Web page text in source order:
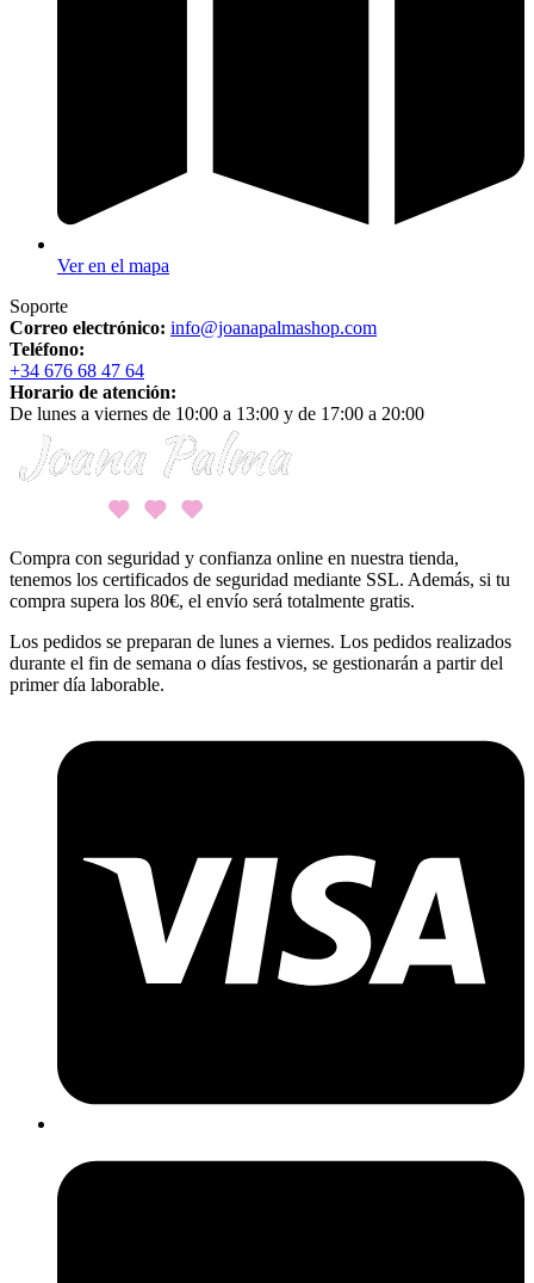
Ver en el mapa
Soporte
Correo electrónico: info@joanapalmashop.com
Teléfono:
+34 676 68 47 64
Horario de atención:
De lunes a viernes de 10:00 a 13:00 y de 17:00 a 20:00
Compra con seguridad y confianza online en nuestra tienda,
tenemos los certificados de seguridad mediante SSL. Además, si tu
compra supera los 80€, el envío será totalmente gratis.
Los pedidos se preparan de lunes a viernes. Los pedidos realizados
durante el fin de semana o días festivos, se gestionarán a partir del
primer día laborable.